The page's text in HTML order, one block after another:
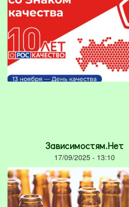
Зависимостям.Нет
17/09/2025 - 13:10